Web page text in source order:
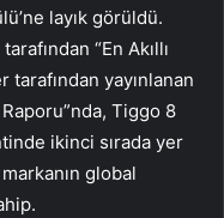
layık görüldü.
“En Akıllı
tarafından yayınlanan
Tiggo 8
ikinci sırada yer
global